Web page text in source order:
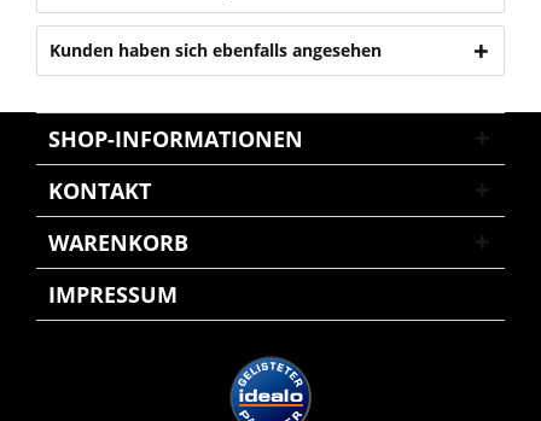
Kunden haben sich ebenfalls angesehen
SHOP-INFORMATIONEN
KONTAKT
WARENKORB
IMPRESSUM